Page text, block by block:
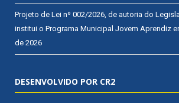
Projeto de Lei nº 002/2026, de autoria do
institui o Programa Municipal Jovem Aprendiz
de 2026
DESENVOLVIDO POR CR2